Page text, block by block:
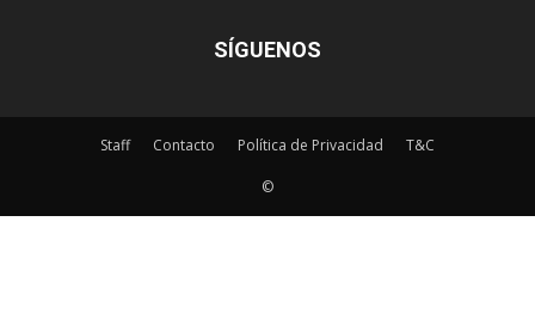
SÍGUENOS
Staff Contacto Política de Privacidad T&C
©